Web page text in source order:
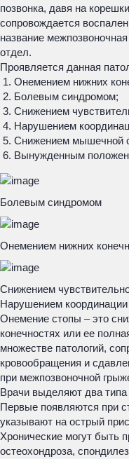
позвонка, давя на
сопровождается
название
отдел.
Проявляется данная
Онемением нижних
Болевым синдромом;
Снижением
Нарушением
Снижением мышечной
Вынужденным
Болевым синдромом
Онемением нижних
Снижением
Нарушением
Онемение стопы – это
конечностях или ее
множестве патологий,
кровообращения и
при межпозвоночной
Врачи выделяют два
Первые появляются при
указывают на острый
Хронические могут быть
остеохондроза,